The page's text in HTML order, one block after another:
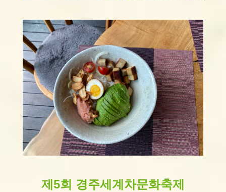
제5회 경주세계차문화축제